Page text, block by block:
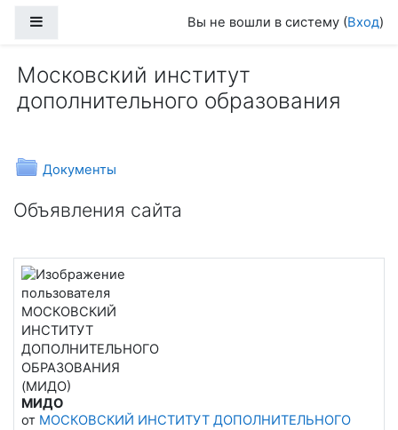
Вы не вошли в систему (Вход)
Московский институт
дополнительного образования
Документы
Папка
Объявления сайта
МИДО
от МОСКОВСКИЙ ИНСТИТУТ ДОПОЛНИТЕЛЬНОГО